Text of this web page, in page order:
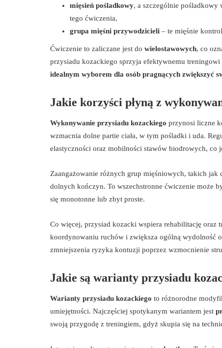
mięsień pośladkowy, a szczególnie pośladkowy
tego ćwiczenia,
grupa mięśni przywodzicieli – te mięśnie
Ćwiczenie to zaliczane jest do wielostawowych, co
przysiadu kozackiego sprzyja efektywnemu
idealnym wyborem dla osób pragnących zwiększyć
Jakie korzyści płyną z
Wykonywanie przysiadu kozackiego przynosi liczne
wzmacnia dolne partie ciała, w tym pośladki i uda.
elastyczności oraz mobilności stawów biodrowych, co
Zaangażowanie różnych grup mięśniowych, takich
dolnych kończyn. To wszechstronne ćwiczenie może
się monotonne lub zbyt proste.
Co więcej, przysiad kozacki wspiera rehabilitację oraz
koordynowaniu ruchów i zwiększa ogólną wydolność
zmniejszenia ryzyka kontuzji poprzez wzmocnienie
Jakie są warianty przysiadu
Warianty przysiadu kozackiego to różnorodne
umiejętności. Najczęściej spotykanym wariantem jest
swoją przygodę z treningiem, gdyż skupia się na